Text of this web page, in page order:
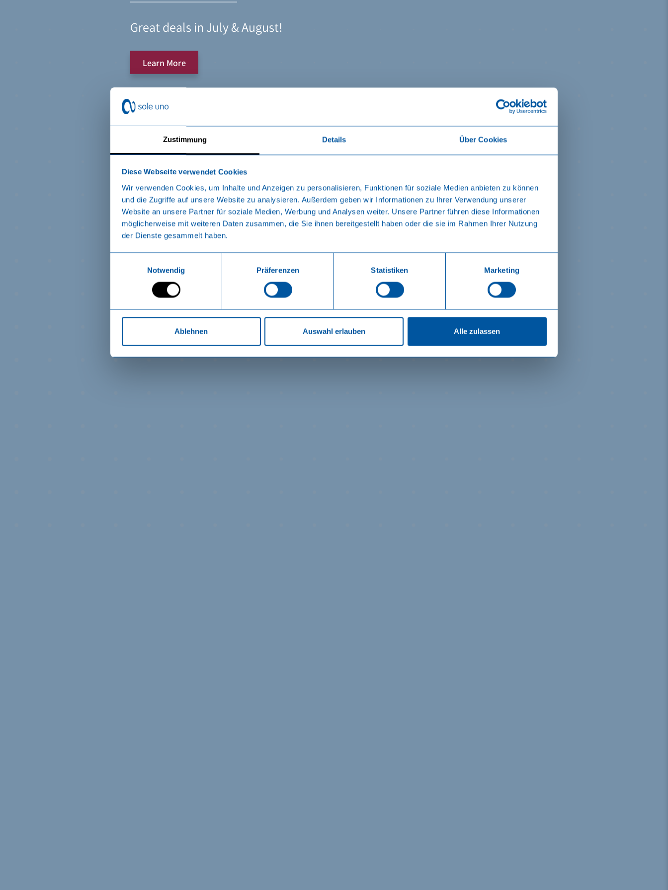
Zustimmung Details Über Cookies
Diese Webseite verwendet Cookies
Wir verwenden Cookies, um Inhalte und Anzeigen zu personalisieren, Funktionen für soziale Medien anbieten zu können
und die Zugriffe auf unsere Website zu analysieren. Außerdem geben wir Informationen zu Ihrer Verwendung unserer
Website an unsere Partner für soziale Medien, Werbung und Analysen weiter. Unsere Partner führen diese Informationen
möglicherweise mit weiteren Daten zusammen, die Sie ihnen bereitgestellt haben oder die sie im Rahmen Ihrer Nutzung
der Dienste gesammelt haben.
Notwendig
Präferenzen Statistiken Marketing
Ablehnen Auswahl erlauben Alle zulassen
at the Sole Uno Wellness World
Leave your everyday life behind
Please come in
Great deals in July & August!
Learn More
at the Sole Uno Wellness World
Leave your everyday life behind
Please come in
Great deals in July & August!
Learn More
at the Sole Uno Wellness World